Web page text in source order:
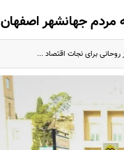
مردم جهانشهر اصفهان
برای نجات اقتصاد ...